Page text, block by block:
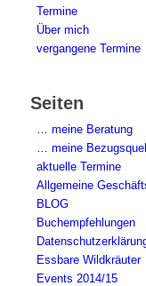
Termine
Über mich
vergangene Termine
Seiten
… meine Beratung
… meine
aktuelle Termine
Allgemeine
BLOG
Buchempfehlungen
Essbare Wildkräuter
Events 2014/15